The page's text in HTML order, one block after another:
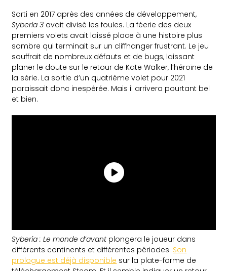
Sorti en 2017 après des années de développement,
Syberia 3 avait divisé les foules. La féerie des deux
premiers volets avait laissé place à une histoire plus
sombre qui terminait sur un cliffhanger frustrant. Le jeu
souffrait de nombreux défauts et de bugs, laissant
planer le doute sur le retour de Kate Walker, l’héroïne de
la série. La sortie d’un quatrième volet pour 2021
paraissait donc inespérée. Mais il arrivera pourtant bel
et bien.
Syberia : Le monde d’avant plongera le joueur dans
différents continents et différentes périodes. Son
prologue est déjà disponible sur la plate-forme de